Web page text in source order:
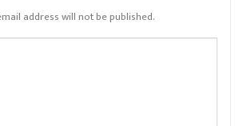
address will not be published.